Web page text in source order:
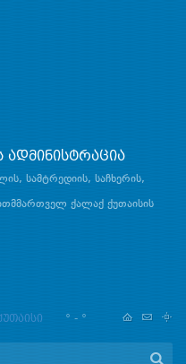
სამტრედიის, საჩხერის,
ქალაქ ქუთაისის
° - °